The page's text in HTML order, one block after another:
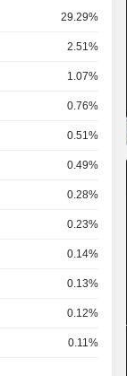
29.29%
2.51%
1.07%
0.76%
0.51%
0.49%
0.28%
0.23%
0.14%
0.13%
0.12%
0.11%